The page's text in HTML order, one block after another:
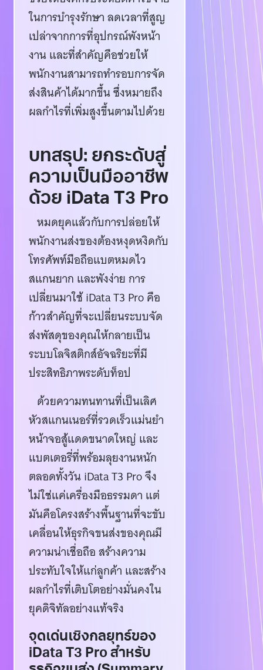
ในการบำรุงรักษา ลดเวลาที่สูญ
เปล่าจากการที่อุปกรณ์พังหน้า
งาน และที่สำคัญคือช่วยให้
พนักงานสามารถทำรอบการจัด
ส่งสินค้าได้มากขึ้น ซึ่งหมายถึง
ผลกำไรที่เพิ่มสูงขึ้นตามไปด้วย
บทสรุป: ยกระดับสู่
ความเป็นมืออาชีพ
ด้วย iData T3 Pro
หมดยุคแล้วกับการปล่อยให้
พนักงานส่งของต้องหงุดหงิดกับ
โทรศัพท์มือถือแบตหมดไว
สแกนยาก และพังง่าย การ
เปลี่ยนมาใช้ iData T3 Pro คือ
ก้าวสำคัญที่จะเปลี่ยนระบบจัด
ส่งพัสดุของคุณให้กลายเป็น
ระบบโลจิสติกส์อัจฉริยะที่มี
ประสิทธิภาพระดับท็อป
ด้วยความทนทานที่เป็นเลิศ
หัวสแกนเนอร์ที่รวดเร็วแม่นยำ
หน้าจอสู้แดดขนาดใหญ่ และ
แบตเตอรี่ที่พร้อมลุยงานหนัก
ตลอดทั้งวัน iData T3 Pro จึง
ไม่ใช่แค่เครื่องมือธรรมดา แต่
มันคือโครงสร้างพื้นฐานที่จะขับ
เคลื่อนให้ธุรกิจขนส่งของคุณมี
ความน่าเชื่อถือ สร้างความ
ประทับใจให้แก่ลูกค้า และสร้าง
ผลกำไรที่เติบโตอย่างมั่นคงใน
ยุคดิจิทัลอย่างแท้จริง
จุดเด่นเชิงกลยุทธ์ของ
iData T3 Pro สำหรับ